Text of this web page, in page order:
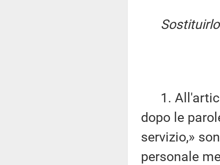
1.
dopo le
servizio,»
personale